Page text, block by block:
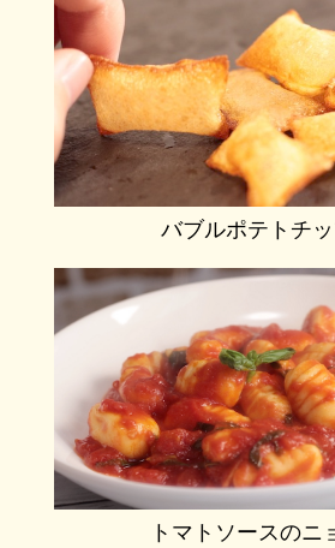
バブルポテトチ
トマトソースのニ